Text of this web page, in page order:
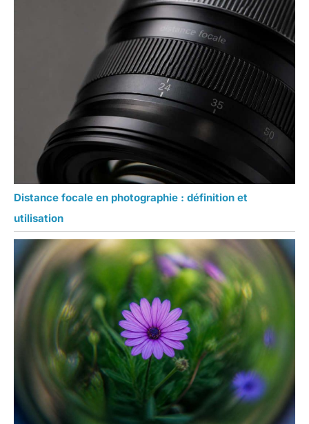
Distance focale en photographie : définition et
utilisation